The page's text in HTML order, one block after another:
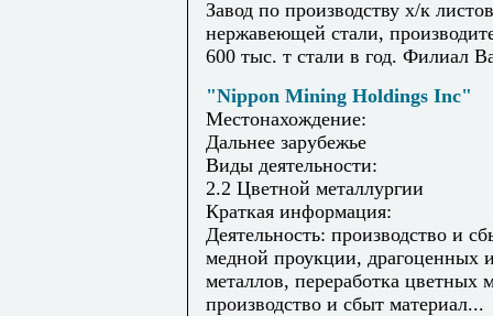
Завод по производству х/к
нержавеющей стали,
600 тыс. т стали в год. Филиал
"Nippon Mining Holdings Inc"
Местонахождение:
Дальнее зарубежье
Виды деятельности:
2.2 Цветной металлургии
Краткая информация:
Деятельность: производство и
медной проукции, драгоценных
металлов, переработка цветных
производство и сбыт материал...